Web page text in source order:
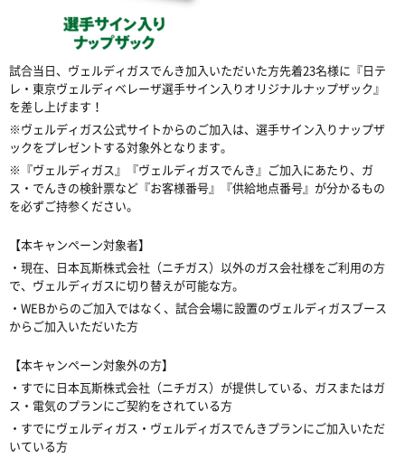
試合当日、ヴェルディガスでんき加入いただいた方先着23名様に『日テ
レ・東京ヴェルディベレーザ選手サイン入りオリジナルナップザック』
を差し上げます！
※ヴェルディガス公式サイトからのご加入は、選手サイン入りナップザ
ックをプレゼントする対象外となります。
※『ヴェルディガス』『ヴェルディガスでんき』ご加入にあたり、ガ
ス・でんきの検針票など『お客様番号』『供給地点番号』が分かるもの
を必ずご持参ください。
【本キャンペーン対象者】
・現在、日本瓦斯株式会社（ニチガス）以外のガス会社様をご利用の方
で、ヴェルディガスに切り替えが可能な方。
・WEBからのご加入ではなく、試合会場に設置のヴェルディガスブース
からご加入いただいた方
【本キャンペーン対象外の方】
・すでに日本瓦斯株式会社（ニチガス）が提供している、ガスまたはガ
ス・電気のプランにご契約をされている方
・すでにヴェルディガス・ヴェルディガスでんきプランにご加入いただ
いている方